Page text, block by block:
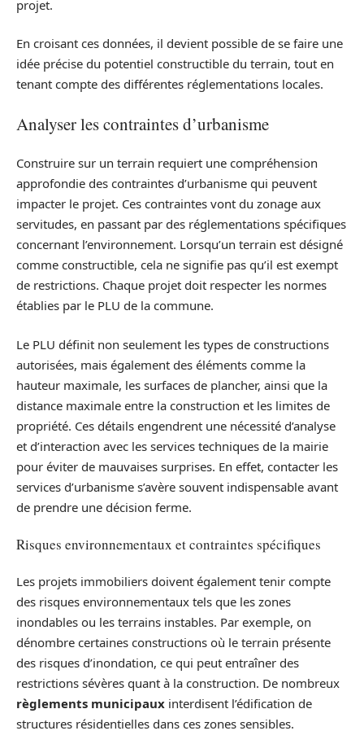
projet.
En croisant ces données, il devient possible de se faire une
idée précise du potentiel constructible du terrain, tout en
tenant compte des différentes réglementations locales.
Analyser les contraintes d’urbanisme
Construire sur un terrain requiert une compréhension
approfondie des contraintes d’urbanisme qui peuvent
impacter le projet. Ces contraintes vont du zonage aux
servitudes, en passant par des réglementations spécifiques
concernant l’environnement. Lorsqu’un terrain est désigné
comme constructible, cela ne signifie pas qu’il est exempt
de restrictions. Chaque projet doit respecter les normes
établies par le PLU de la commune.
Le PLU définit non seulement les types de constructions
autorisées, mais également des éléments comme la
hauteur maximale, les surfaces de plancher, ainsi que la
distance maximale entre la construction et les limites de
propriété. Ces détails engendrent une nécessité d’analyse
et d’interaction avec les services techniques de la mairie
pour éviter de mauvaises surprises. En effet, contacter les
services d’urbanisme s’avère souvent indispensable avant
de prendre une décision ferme.
Risques environnementaux et contraintes spécifiques
Les projets immobiliers doivent également tenir compte
des risques environnementaux tels que les zones
inondables ou les terrains instables. Par exemple, on
dénombre certaines constructions où le terrain présente
des risques d’inondation, ce qui peut entraîner des
restrictions sévères quant à la construction. De nombreux
règlements municipaux interdisent l’édification de
structures résidentielles dans ces zones sensibles.